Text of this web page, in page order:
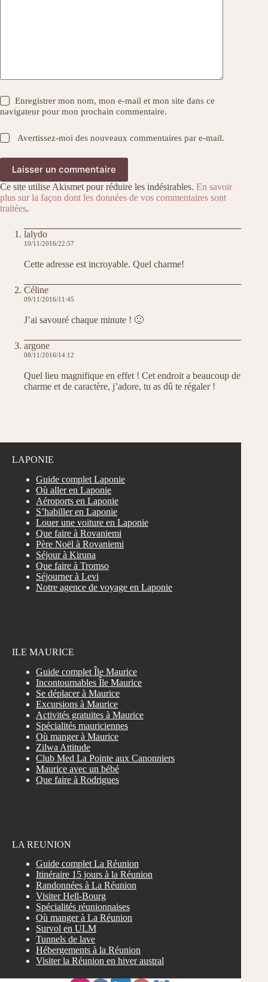
Enregistrer mon nom, mon e-mail et mon site dans ce
navigateur pour mon prochain commentaire.
Avertissez-moi des nouveaux commentaires par e-mail.
Laisser un commentaire
Ce site utilise Akismet pour réduire les indésirables. En savoir
plus sur la façon dont les données de vos commentaires sont
traitées.
lalydo
10/11/2016/22:57
Cette adresse est incroyable. Quel charme!
Céline
09/11/2016/11:45
J’ai savouré chaque minute ! 🙂
argone
08/11/2016/14:12
Quel lieu magnifique en effet ! Cet endroit a beaucoup de
charme et de caractère, j’adore, tu as dû te régaler !
LAPONIE
Guide complet Laponie
Où aller en Laponie
Aéroports en Laponie
S’habiller en Laponie
Louer une voiture en Laponie
Que faire à Rovaniemi
Père Noël à Rovaniemi
Séjour à Kiruna
Que faire à Tromso
Séjourner à Levi
Notre agence de voyage en Laponie
ILE MAURICE
Guide complet Île Maurice
Incontournables Île Maurice
Se déplacer à Maurice
Excursions à Maurice
Activités gratuites à Maurice
Spécialités mauriciennes
Où manger à Maurice
Zilwa Attitude
Club Med La Pointe aux Canonniers
Maurice avec un bébé
Que faire à Rodrigues
LA REUNION
Guide complet La Réunion
Itinéraire 15 jours à la Réunion
Randonnées à La Réunion
Visiter Hell-Bourg
Spécialités réunionnaises
Où manger à La Réunion
Survol en ULM
Tunnels de lave
Hébergements à la Réunion
Visiter la Réunion en hiver austral